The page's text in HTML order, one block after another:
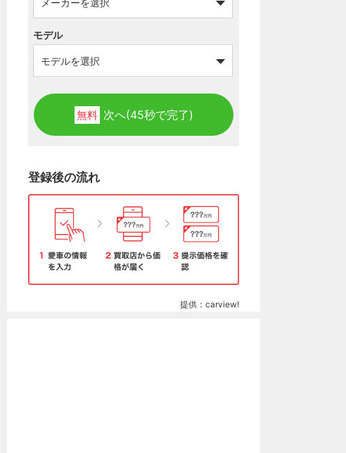
モデル
無料 次へ(45秒で完了)
登録後の流れ
提供：carview!